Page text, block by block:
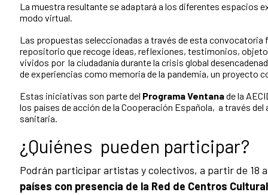
La muestra resultante se adaptará a los diferentes espacios
modo virtual.
Las propuestas seleccionadas a través de esta convocatoria
repositorio que recoge ideas, reflexiones, testimonios,
vividos por la ciudadanía durante la crisis global
de experiencias como memoria de la pandemia, un proyecto
Estas iniciativas son parte del Programa Ventanade la
los países de acción de la Cooperación Española, a través del
sanitaria.
¿Quiénes pueden participar?
Podrán participar artistas y colectivos, a partir de 18
países con presencia de la Red de Centros